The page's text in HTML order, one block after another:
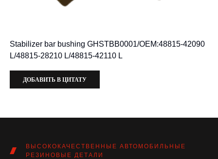
Stabilizer bar bushing GHSTBB0001/OEM:48815-42090
L/48815-28210 L/48815-42110 L
ДОБАВИТЬ В ЦИТАТУ
ВЫСОКОКАЧЕСТВЕННЫЕ АВТОМОБИЛЬНЫЕ
РЕЗИНОВЫЕ ДЕТАЛИ